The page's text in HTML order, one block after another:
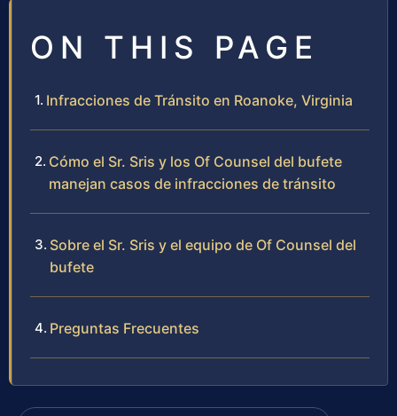
ON THIS PAGE
Infracciones de Tránsito en Roanoke, Virginia
Cómo el Sr. Sris y los Of Counsel del bufete
manejan casos de infracciones de tránsito
Sobre el Sr. Sris y el equipo de Of Counsel del
bufete
Preguntas Frecuentes